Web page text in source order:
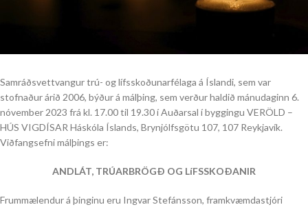
Samráðsvettvangur trú- og lífsskoðunarfélaga á Íslandi, sem var
stofnaður árið 2006, býður á málþing, sem verður haldið mánudaginn 6.
nóvember 2023 frá kl. 17.00 til 19.30 í Auðarsal í byggingu VERÖLD –
HÚS VIGDÍSAR Háskóla Íslands, Brynjólfsgötu 107, 107 Reykjavík.
Viðfangsefni málþings er:
ANDLÁT, TRÚARBRÖGÐ OG LíFSSKOÐANIR
Frummælendur á þinginu eru Ingvar Stefánsson, framkvæmdastjóri